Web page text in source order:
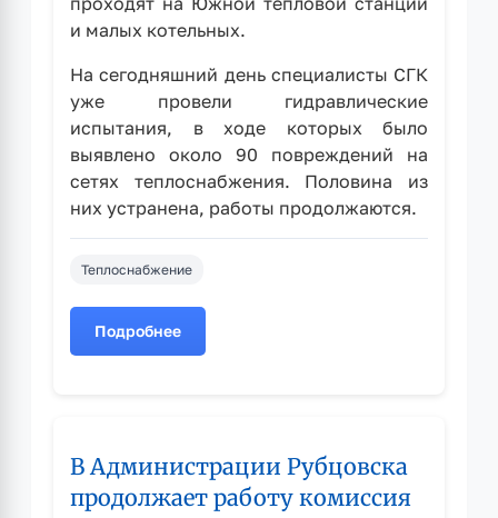
и малых котельных.
На сегодняшний день специалисты СГК
уже провели гидравлические
испытания, в ходе которых было
выявлено около 90 повреждений на
сетях теплоснабжения. Половина из
них устранена, работы продолжаются.
Теплоснабжение
Подробнее
о
к
предстоящему
отопительному
В Администрации Рубцовска
продолжает работу комиссия